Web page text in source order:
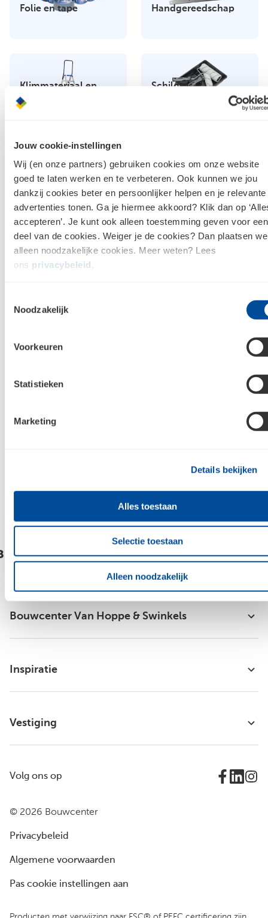
Jouw cookie-instellingen
Wij (en onze partners) gebruiken cookies om onze website
goed te laten werken en te verbeteren. Ook kunnen we jou
dankzij cookies beter en persoonlijker helpen en je relevante
advertenties tonen. Ga je hiermee akkoord? Klik dan op
accepteren’. Je kunt ook alleen toestemming geven voor een
deel van de cookies. Weiger je de cookies? Dan plaatsen we
alleen noodzakelijke cookies. Meer weten? Lees
ons privacybeleid
Noodzakelijk
Voorkeuren
Statistieken
Marketing
Details bekijken
Alles toestaan
Selectie toestaan
Alleen noodzakelijk
Folie en tape Handgereedschap
Klimmateriaal en
steigers
Schilders
Dekkleden en
Overige
Meld je aan voor de nieuwsbrief en
Bouwcenter Van Hoppe & Swinkels
Inspiratie
Vestiging
© 2026 Bouwcenter
Privacybeleid
Algemene voorwaarden
Pas cookie instellingen aan
Volg ons op